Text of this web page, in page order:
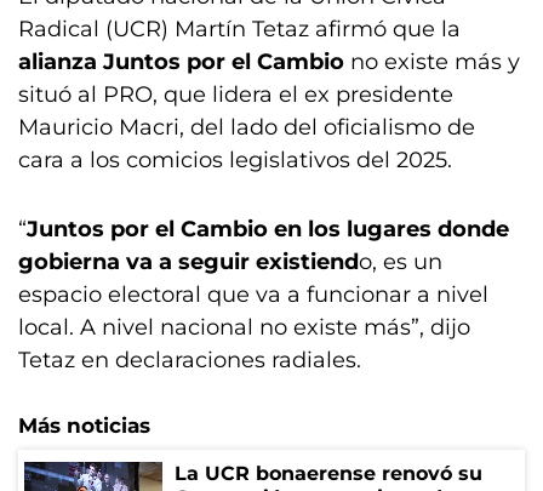
Radical (UCR) Martín Tetaz afirmó que la
alianza Juntos por el Cambio no existe más y
situó al PRO, que lidera el ex presidente
Mauricio Macri, del lado del oficialismo de
cara a los comicios legislativos del 2025.
“Juntos por el Cambio en los lugares donde
gobierna va a seguir existiendo, es un
espacio electoral que va a funcionar a nivel
local. A nivel nacional no existe más”, dijo
Tetaz en declaraciones radiales.
Más noticias
La UCR bonaerense renovó su